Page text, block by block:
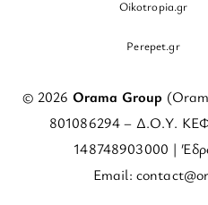
Oikotropia.gr
Perepet.gr
© 2026 Orama Group
801086294 – Δ.Ο.Υ.
148748903000 |
Email: